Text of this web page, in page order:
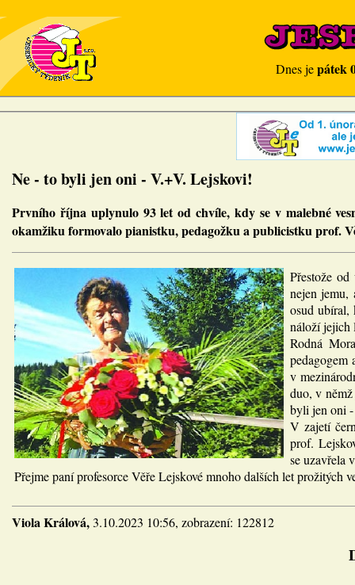
Dnes jepátek
Ne - to byli jen oni - V.+V. Lejskovi!
Prvního října uplynulo 93 let od chvíle, kdy se v malebné
okamžiku formovalo pianistku, pedagožku a publicistku prof.
Přestože
nejen jemu,
osud ubíral,
náloží jejich
Rodná
pedagogem
v
duo, v
byli jen oni
V zajetí
prof.
se uzavřela
Přejme paní profesorce Věře Lejskové mnoho dalších let prožitých
Viola Králová,3.10.2023 10:56, zobrazení: 122812